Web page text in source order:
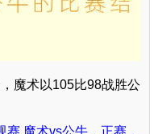
魔术以105比98战胜公
魔术vs公牛，正赛，